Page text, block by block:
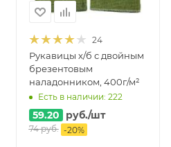
24
Рукавицы х/б с двойным
брезентовым
наладонником, 400г/м²
Есть в наличии: 222
59.20 руб./шт
74руб. -20%